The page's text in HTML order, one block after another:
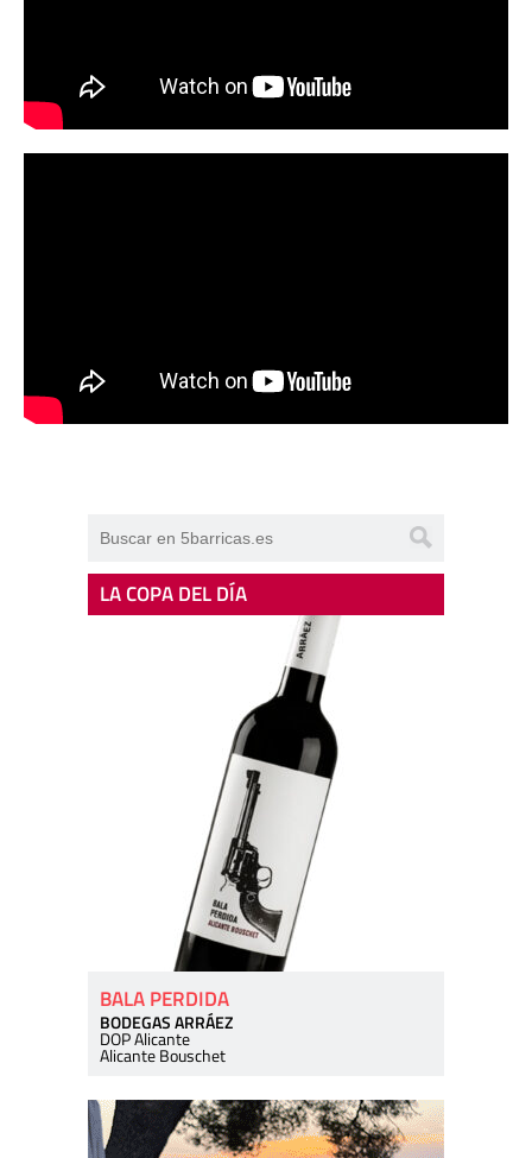
LA COPA DEL DÍA
BALA PERDIDA
BODEGAS ARRÁEZ
DOP Alicante
Alicante Bouschet